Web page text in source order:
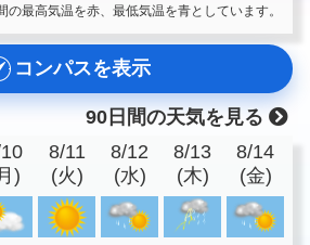
最高気温を赤、最低気温を青としています。
コンパスを表示
90日間の天気を見る
)
8/11
(火)
8/12
(水)
8/13
(木)
8/14
(金)